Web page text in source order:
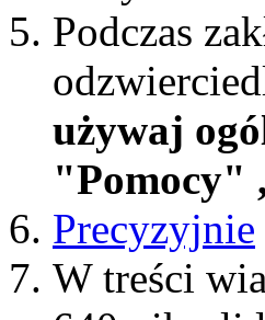
Podczas
używaj
"Pomocy"
Precyzyjnie
W treści